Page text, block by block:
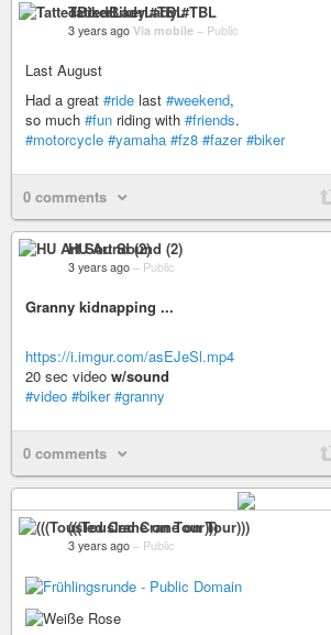
TattedBikerLady #TBL
3 years ago Via mobile – Public
Last August
Had a great #ride last #weekend,
so much #fun riding with #friends.
#motorcycle #yamaha #fz8 #fazer #biker
0 comments
HU Art Sound (2)
3 years ago – Public
Granny kidnapping ...
https://i.imgur.com/asEJeSl.mp4
20 sec video w/sound
#video #biker #granny
0 comments
(((Tousled Crane on Tour)))
3 years ago – Public